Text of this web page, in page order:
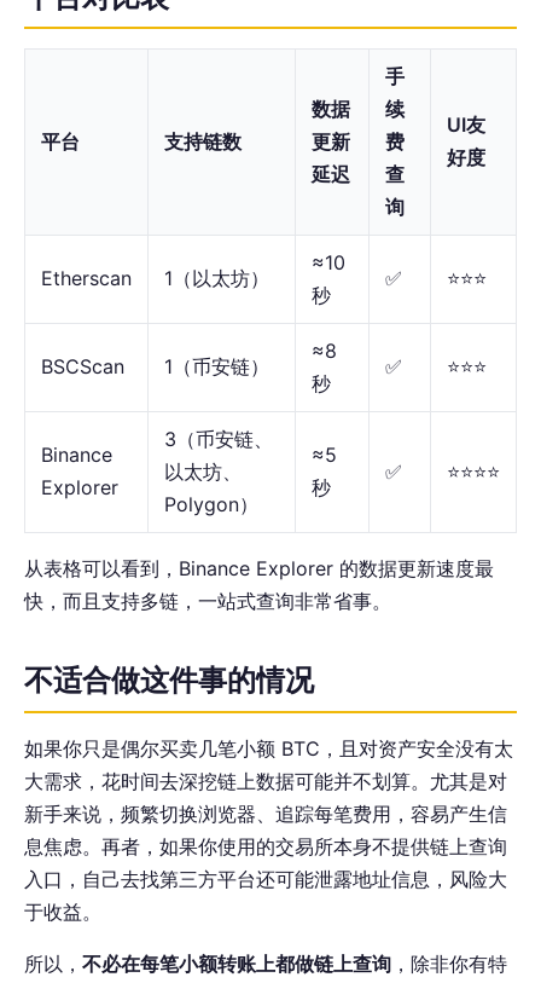
平台 支持链数
数据
更新
延迟
手
续
费
查
询
UI友
好度
Etherscan 1（以太坊）
≈10
秒
✅ ⭐⭐⭐
BSCScan 1（币安链）
≈8
秒
✅ ⭐⭐⭐
Binance
Explorer
3（币安链、
以太坊、
Polygon）
≈5
秒
✅ ⭐⭐⭐⭐
从表格可以看到，Binance Explorer 的数据更新速度最
快，而且支持多链，一站式查询非常省事。
不适合做这件事的情况
如果你只是偶尔买卖几笔小额 BTC，且对资产安全没有太
大需求，花时间去深挖链上数据可能并不划算。尤其是对
新手来说，频繁切换浏览器、追踪每笔费用，容易产生信
息焦虑。再者，如果你使用的交易所本身不提供链上查询
入口，自己去找第三方平台还可能泄露地址信息，风险大
于收益。
所以， 不必在每笔小额转账上都做链上查询 ，除非你有特